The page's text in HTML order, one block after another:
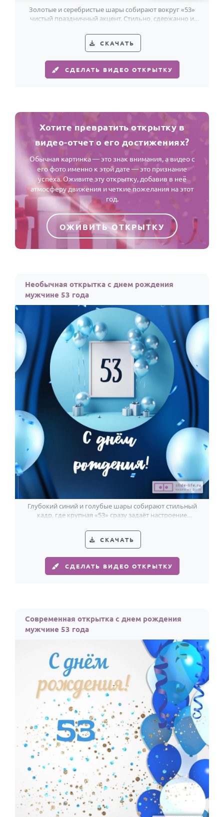
Золотые и серебристые шары собирают вокруг «53»
чистый праздничный акцент. Стильно, сдержанно и
СКАЧАТЬ
СДЕЛАТЬ ВИДЕО ОТКРЫТКУ
Хотите превратить открытку в
видео-отчет о его достижениях?
Обычная картинка — это знак внимания, а видео с
его фото именно к этой дате — это признание
успеха. Оживите эту открытку, добавив в неё
атмосферу движения и четкие пожелания на этот
год.
ОЖИВИТЬ ОТКРЫТКУ
Необычная открытка с днем рождения
мужчине 53 года
Глубокий синий и голубые шары собирают стильный
кадр, где крупная «53» сразу задаёт настроение
СКАЧАТЬ
СДЕЛАТЬ ВИДЕО ОТКРЫТКУ
Современная открытка с днем рождения
мужчине 53 года